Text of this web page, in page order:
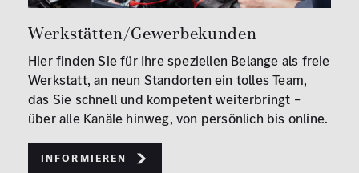
Werkstätten/Gewerbekunden
Hier finden Sie für Ihre speziellen Belange als freie
Werkstatt, an neun Standorten ein tolles Team,
das Sie schnell und kompetent weiterbringt –
über alle Kanäle hinweg, von persönlich bis online.
Informieren